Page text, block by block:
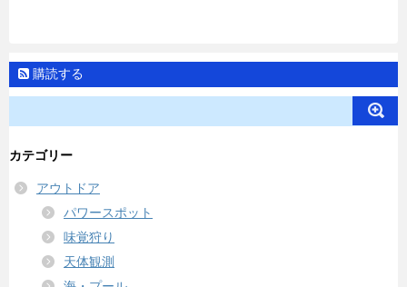
購読する
カテゴリー
アウトドア
パワースポット
味覚狩り
天体観測